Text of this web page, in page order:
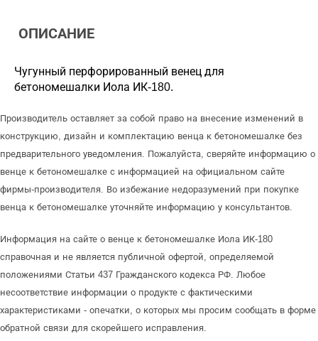
ОПИСАНИЕ
Чугунный перфорированный венец для
бетономешалки Иола ИК-180.
Производитель оставляет за собой право на внесение изменений в
конструкцию, дизайн и комплектацию венца к бетономешалке без
предварительного уведомления. Пожалуйста, сверяйте информацию о
венце к бетономешалке с информацией на официальном сайте
фирмы-производителя. Во избежание недоразумений при покупке
венца к бетономешалке уточняйте информацию у консультантов.
Информация на сайте о венце к бетономешалке Иола ИК-180
справочная и не является публичной офертой, определяемой
положениями Статьи 437 Гражданского кодекса РФ. Любое
несоответствие информации о продукте с фактическими
характеристиками - опечатки, о которых мы просим сообщать в форме
обратной связи для скорейшего исправления.